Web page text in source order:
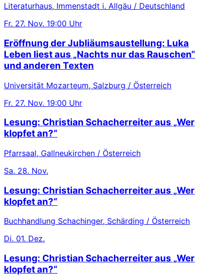
Literaturhaus, Immenstadt i. Allgäu / Deutschland
Fr. 27. Nov. 19:00 Uhr
Eröffnung der Jubliäumsaustellung: Luka
Leben liest aus „Nachts nur das Rauschen“
und anderen Texten
Universität Mozarteum, Salzburg / Österreich
Fr. 27. Nov. 19:00 Uhr
Lesung: Christian Schacherreiter aus „Wer
klopfet an?“
Pfarrsaal, Gallneukirchen / Österreich
Sa. 28. Nov.
Lesung: Christian Schacherreiter aus „Wer
klopfet an?“
Buchhandlung Schachinger, Schärding / Österreich
Di. 01. Dez.
Lesung: Christian Schacherreiter aus „Wer
klopfet an?“